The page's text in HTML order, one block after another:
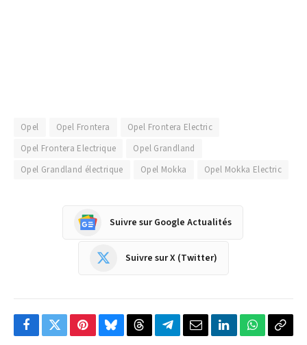
Opel Opel Frontera
Opel Frontera Electric
Opel Frontera Electrique
Opel Grandland
Opel Grandland électrique
Opel Mokka Opel Mokka Electric
Suivre sur Google Actualités
Suivre sur X (Twitter)
Facebook
TwitterPinterestBlueskyThreadsPartagerEmailLinkedInWhatsApp